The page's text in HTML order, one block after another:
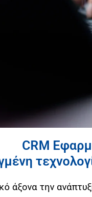
CRM
άξονα την